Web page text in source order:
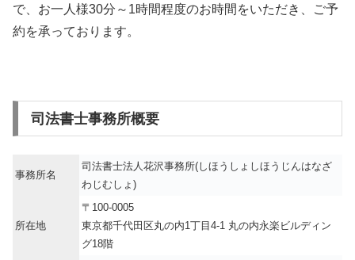
で、お一人様30分～1時間程度のお時間をいただき、ご予
約を承っております。
司法書士事務所概要
事務所名
司法書士法人花沢事務所(しほうしょしほうじんはなざ
わじむしょ)
所在地
〒100-0005
東京都千代田区丸の内1丁目4-1 丸の内永楽ビルディン
グ18階